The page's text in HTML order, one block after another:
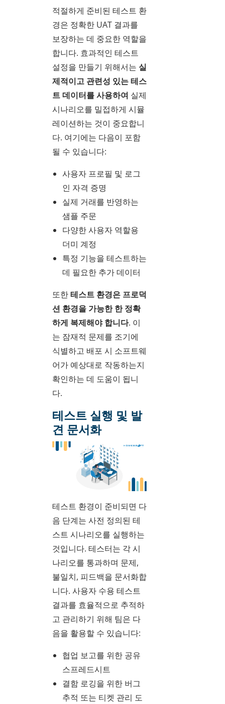
적절하게 준비된 테스트 환
경은 정확한 UAT 결과를
보장하는 데 중요한 역할을
합니다. 효과적인 테스트
설정을 만들기 위해서는 실
제적이고 관련성 있는 테스
트 데이터를 사용하여 실제
시나리오를 밀접하게 시뮬
레이션하는 것이 중요합니
다. 여기에는 다음이 포함
될 수 있습니다:
사용자 프로필 및 로그
인 자격 증명
실제 거래를 반영하는
샘플 주문
다양한 사용자 역할용
더미 계정
특정 기능을 테스트하는
데 필요한 추가 데이터
또한테스트 환경은 프로덕
션 환경을 가능한 한 정확
하게 복제해야 합니다. 이
는 잠재적 문제를 조기에
식별하고 배포 시 소프트웨
어가 예상대로 작동하는지
확인하는 데 도움이 됩니
다.
테스트 실행 및 발
견 문서화
테스트 환경이 준비되면 다
음 단계는 사전 정의된 테
스트 시나리오를 실행하는
것입니다. 테스터는 각 시
나리오를 통과하며 문제,
불일치, 피드백을 문서화합
니다. 사용자 수용 테스트
결과를 효율적으로 추적하
고 관리하기 위해 팀은 다
음을 활용할 수 있습니다:
협업 보고를 위한 공유
스프레드시트
결함 로깅을 위한 버그
추적 또는 티켓 관리 도